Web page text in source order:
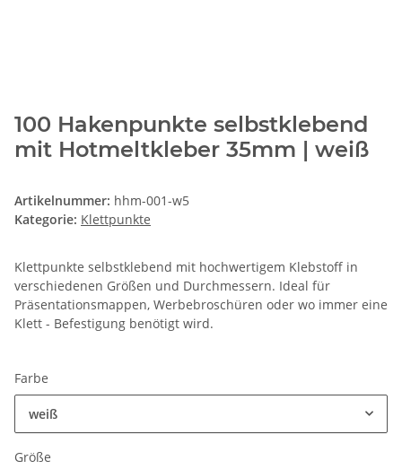
100 Hakenpunkte selbstklebend
mit Hotmeltkleber 35mm | weiß
Artikelnummer: hhm-001-w5
Kategorie: Klettpunkte
Klettpunkte selbstklebend mit hochwertigem Klebstoff in
verschiedenen Größen und Durchmessern. Ideal für
Präsentationsmappen, Werbebroschüren oder wo immer eine
Klett - Befestigung benötigt wird.
Farbe
weiß
Größe